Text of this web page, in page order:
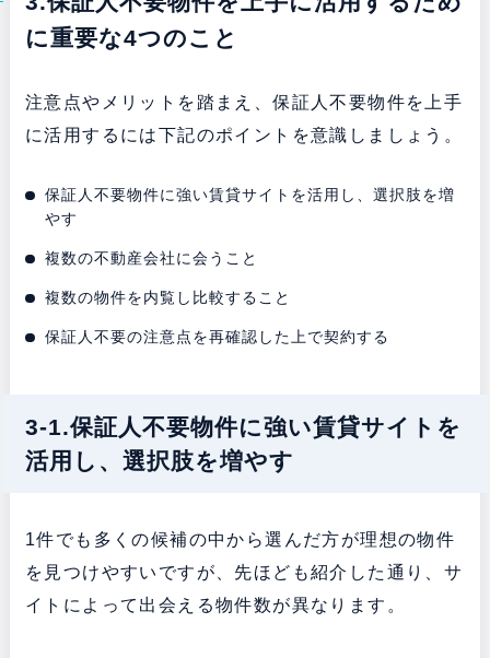
に重要な4つのこと
注意点やメリットを踏まえ、保証人不要物件を上手
に活用するには下記のポイントを意識しましょう。
保証人不要物件に強い賃貸サイトを活用し、選択肢を増
やす
複数の不動産会社に会うこと
複数の物件を内覧し比較すること
保証人不要の注意点を再確認した上で契約する
3-1.保証人不要物件に強い賃貸サイトを
活用し、選択肢を増やす
1件でも多くの候補の中から選んだ方が理想の物件
を見つけやすいですが、先ほども紹介した通り、サ
イトによって出会える物件数が異なります。